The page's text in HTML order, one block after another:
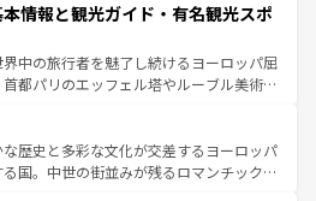
リアで、忘れられない旅をしてみよう！
リア情報は
国では、情熱的なフラメンコ、熱気あふ
美味しいタパスが生活の一部となってい
ドの洗練された雰囲気や、バルセロナの
角から、地方では古代ローマ遺跡や中世
て風土や気候が異なるスペインはその個
性で訪れる人を魅了する。 なお、新着のスペイン情報は コ
参照してほしい。
情報と観光ガイド・有名観光スポ
中の旅行者を魅了し続けるヨーロッパ屈
都パリのエッフェル塔やルーブル美術館
詰まっている。華麗な宮殿、歴史的な大
ーチ、そして豊かな自然が、訪れる者を心
た、フランスは美食の国としても知ら
な歴史と多彩な文化が交差するヨーロッパ
国。中世の街並みが残るロマンチック街